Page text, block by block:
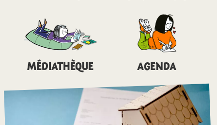
MÉDIATHÈQUE AGENDA